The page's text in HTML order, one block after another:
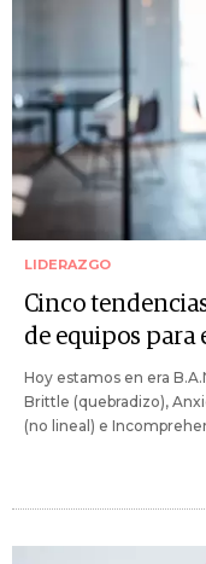
LIDERAZGO
Cinco
de equipos para
Hoy estamos en era
Brittle (quebradizo),
(no lineal) e